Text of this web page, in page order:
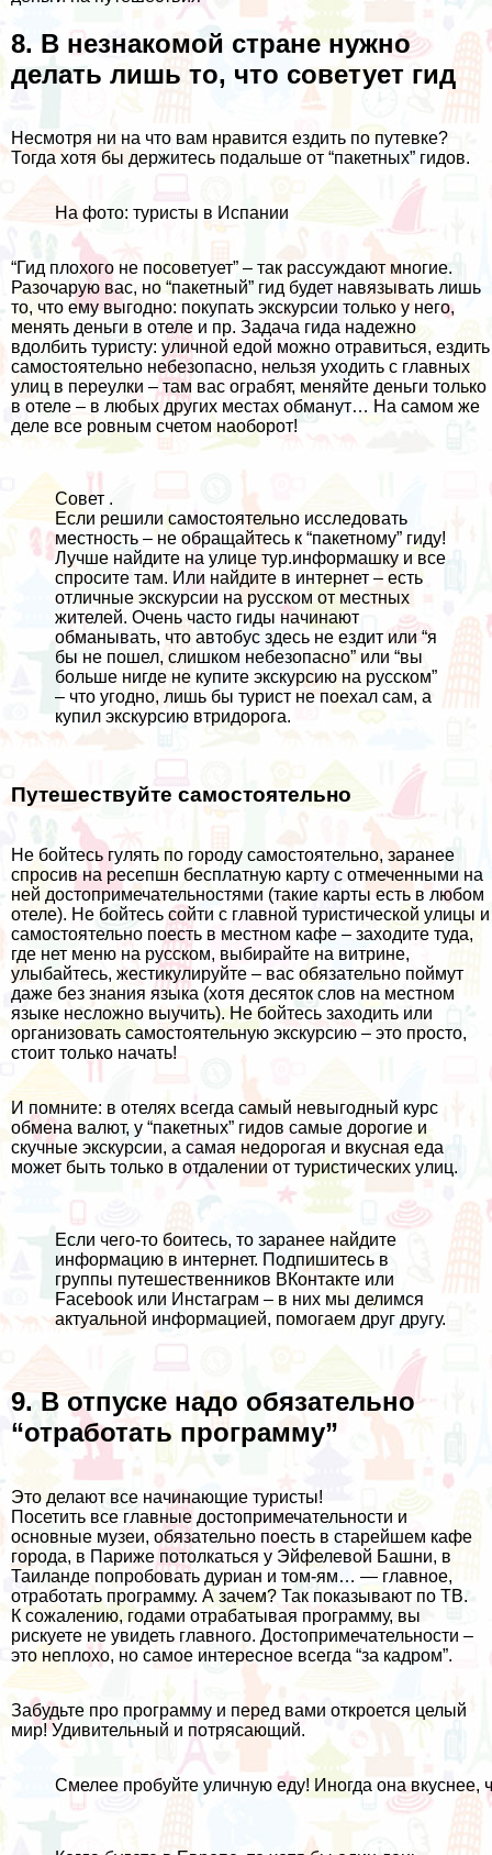
8. В незнакомой стране нужно
делать лишь то, что советует гид
Несмотря ни на что вам нравится ездить по путевке?
Тогда хотя бы держитесь подальше от “пакетных” гидов.
На фото: туристы в Испании
“Гид плохого не посоветует” – так рассуждают многие.
Разочарую вас, но “пакетный” гид будет навязывать лишь
то, что ему выгодно: покупать экскурсии только у него,
менять деньги в отеле и пр. Задача гида надежно
вдолбить туристу: уличной едой можно отравиться, ездить
самостоятельно небезопасно, нельзя уходить с главных
улиц в переулки – там вас ограбят, меняйте деньги только
в отеле – в любых других местах обманут… На самом же
деле все ровным счетом наоборот!
Совет .
Если решили самостоятельно исследовать
местность – не обращайтесь к “пакетному” гиду!
Лучше найдите на улице тур.информашку и все
спросите там. Или найдите в интернет – есть
отличные экскурсии на русскомот местных
жителей. Очень часто гиды начинают
обманывать, что автобус здесь не ездит или “я
бы не пошел, слишком небезопасно” или “вы
больше нигде не купите экскурсию на русском”
– что угодно, лишь бы турист не поехал сам, а
купил экскурсию втридорога.
Путешествуйте самостоятельно
Не бойтесь гулять по городу самостоятельно, заранее
спросив на ресепшн бесплатную карту с отмеченными на
ней достопримечательностями (такие карты есть в любом
отеле). Не бойтесь сойти с главной туристической улицы и
самостоятельно поесть в местном кафе – заходите туда,
где нет меню на русском, выбирайте на витрине,
улыбайтесь, жестикулируйте – вас обязательно поймут
даже без знания языка (хотя десяток слов на местном
языке несложно выучить). Не бойтесь заходить или
организовать самостоятельную экскурсию – это просто,
стоит только начать!
И помните: в отелях всегда самый невыгодный курс
обмена валют, у “пакетных” гидов самые дорогие и
скучные экскурсии, а самая недорогая и вкусная еда
может быть только в отдалении от туристических улиц.
Если чего-то боитесь, то заранее найдите
информацию в интернет. Подпишитесь в
группы путешественников ВКонтакте или
Facebook или Инстаграм – в них мы делимся
актуальной информацией, помогаем друг другу.
9. В отпуске надо обязательно
“отработать программу”
Это делают все начинающие туристы!
Посетить все главные достопримечательности и
основные музеи, обязательно поесть в старейшем кафе
города, в Париже потолкаться у Эйфелевой Башни, в
Таиланде попробовать дуриан и том-ям… — главное,
отработать программу. А зачем? Так показывают по ТВ.
К сожалению, годами отрабатывая программу, вы
рискуете не увидеть главного. Достопримечательности –
это неплохо, но самое интересное всегда “за кадром”.
Забудьте про программу и перед вами откроется целый
мир! Удивительный и потрясающий.
Смелее пробуйте уличную еду! Иногда она вкуснее,